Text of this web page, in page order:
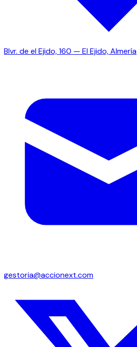
Blvr. de el Ejido, 160 — El Ejido, Almería
gestoria@accionext.com